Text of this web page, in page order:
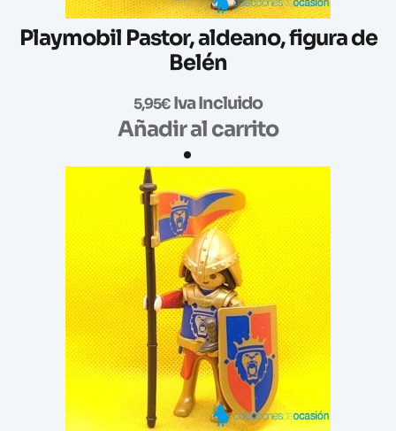
Playmobil Pastor, aldeano, figura de
Belén
5,95€ Iva Incluido
Añadir al carrito